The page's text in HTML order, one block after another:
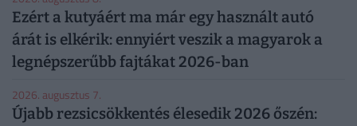
Ezért a kutyáért ma már egy használt autó
árát is elkérik: ennyiért veszik a magyarok a
legnépszerűbb fajtákat 2026-ban
2026. augusztus 7.
Újabb rezsicsökkentés élesedik 2026 őszén: